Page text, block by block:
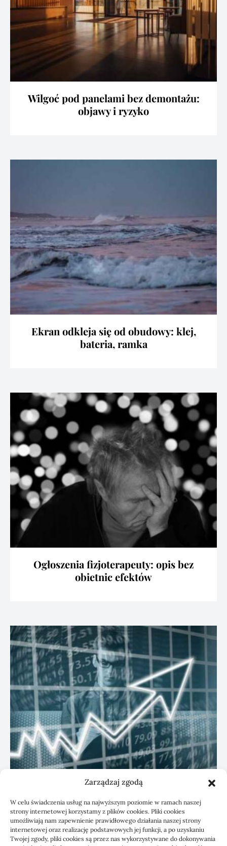
Zarządzaj zgodą
W celu świadczenia usług na najwyższym poziomie w ramach naszej
strony internetowej korzystamy z plików cookies. Pliki cookies
umożliwiają nam zapewnienie prawidłowego działania naszej strony
internetowej oraz realizację podstawowych jej funkcji, a po uzyskaniu
Twojej zgody, pliki cookies są przez nas wykorzystywane do dokonywania
Wilgoć pod panelami bez demontażu:
objawy i ryzyko
Ekran odkleja się od obudowy: klej,
bateria, ramka
Ogłoszenia fizjoterapeuty: opis bez
obietnic efektów
KSeF: przygotowanie sp. z o.o. z biurem
rachunkowym